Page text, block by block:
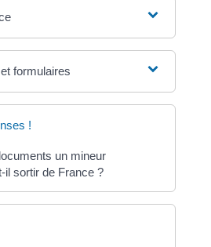
formulaires
!
un mineur
il sortir de France ?